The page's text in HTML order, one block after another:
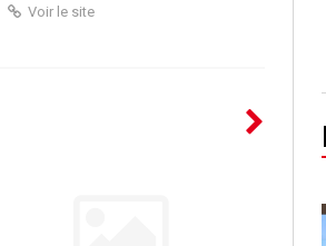
Voir le site